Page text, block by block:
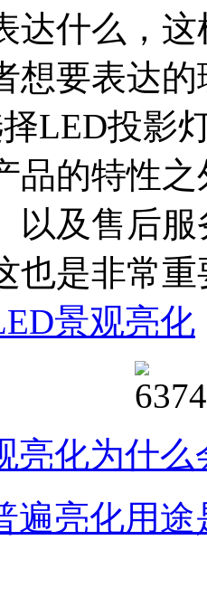
达什么，
想要表达
投影灯
品的特性
以及售后
也是非常重
景观亮化
亮化为什
遍亮化用途